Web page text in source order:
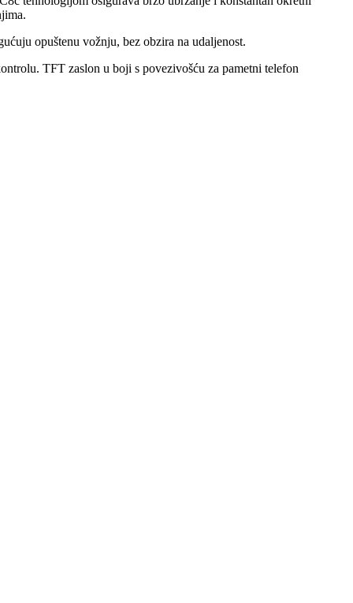
opuštenu vožnju, bez obzira na udaljenost.
TFT zaslon u boji s povezivošću za pametni telefon